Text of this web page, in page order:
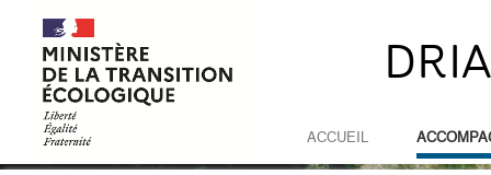
ACCUEIL